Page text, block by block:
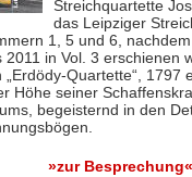
Streichquartette
das Leipziger
1, 5 und 6,
2011 in Vol. 3 erschienen
Quartette“, 1797
Höhe seiner
begeisternd in den
»zur Besprechung«